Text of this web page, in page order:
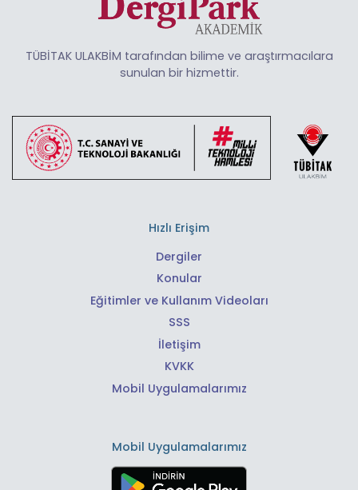
TÜBİTAK ULAKBİM tarafından bilime ve araştırmacılara
sunulan bir hizmettir.
Hızlı Erişim
Dergiler
Konular
Eğitimler ve Kullanım Videoları
SSS
İletişim
KVKK
Mobil Uygulamalarımız
Mobil Uygulamalarımız